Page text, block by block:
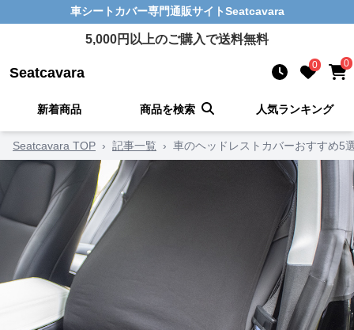
車シートカバー専門通販サイトSeatcavara
5,000円以上のご購入で送料無料
Seatcavara 0 0
新着商品 商品を検索 人気ランキング
Seatcavara TOP › 記事一覧 › 車のヘッドレストカバーおすすめ5